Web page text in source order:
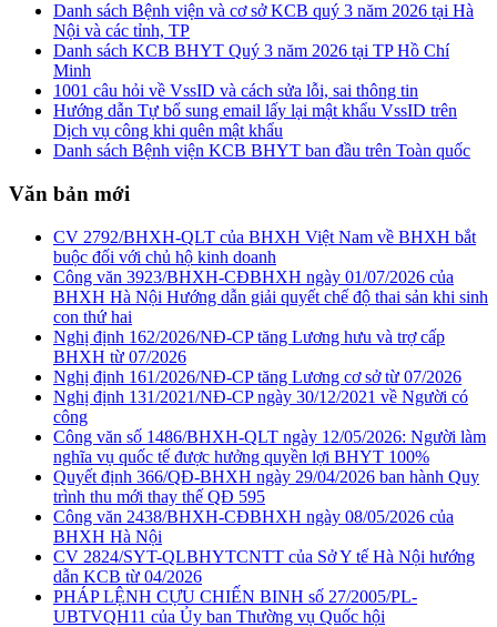
Danh sách Bệnh viện và cơ sở KCB quý 3 năm 2026 tại Hà
Nội và các tỉnh, TP
Danh sách KCB BHYT Quý 3 năm 2026 tại TP Hồ Chí
Minh
1001 câu hỏi về VssID và cách sửa lỗi, sai thông tin
Hướng dẫn Tự bổ sung email lấy lại mật khẩu VssID trên
Dịch vụ công khi quên mật khẩu
Danh sách Bệnh viện KCB BHYT ban đầu trên Toàn quốc
Văn bản mới
CV 2792/BHXH-QLT của BHXH Việt Nam về BHXH bắt
buộc đối với chủ hộ kinh doanh
Công văn 3923/BHXH-CĐBHXH ngày 01/07/2026 của
BHXH Hà Nội Hướng dẫn giải quyết chế độ thai sản khi sinh
con thứ hai
Nghị định 162/2026/NĐ-CP tăng Lương hưu và trợ cấp
BHXH từ 07/2026
Nghị định 161/2026/NĐ-CP tăng Lương cơ sở từ 07/2026
Nghị định 131/2021/NĐ-CP ngày 30/12/2021 về Người có
công
Công văn số 1486/BHXH-QLT ngày 12/05/2026: Người làm
nghĩa vụ quốc tế được hưởng quyền lợi BHYT 100%
Quyết định 366/QĐ-BHXH ngày 29/04/2026 ban hành Quy
trình thu mới thay thế QĐ 595
Công văn 2438/BHXH-CĐBHXH ngày 08/05/2026 của
BHXH Hà Nội
CV 2824/SYT-QLBHYTCNTT của Sở Y tế Hà Nội hướng
dẫn KCB từ 04/2026
PHÁP LỆNH CỰU CHIẾN BINH số 27/2005/PL-
UBTVQH11 của Ủy ban Thường vụ Quốc hội